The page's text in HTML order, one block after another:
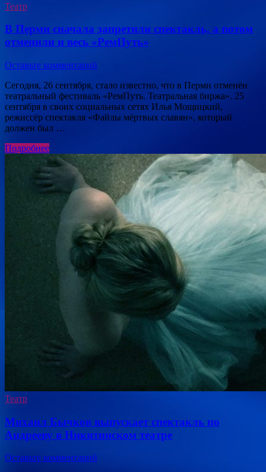
Театр
В Перми сначала запретили спектакль, а потом
отменили и весь «РемПуть»
Оставьте комментарий
Сегодня, 26 сентября, стало известно, что в Перми отменён
театральный фестиваль «РемПуть. Театральная биржа». 25
сентября в своих социальных сетях Илья Мощицкий,
режиссёр спектакля «Файлы мёртвых славян», который
должен был …
Подробнее
Театр
Михаил Бычков выпускает спектакль по
Андрееву в Никитинском театре
Оставьте комментарий